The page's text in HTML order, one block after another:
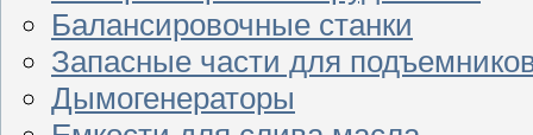
Балансировочные станки
Запасные части для
Дымогенераторы